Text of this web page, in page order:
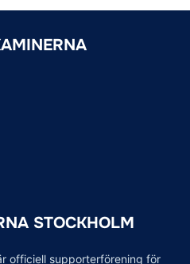
STOCKHOLM
officiell supporterförening för